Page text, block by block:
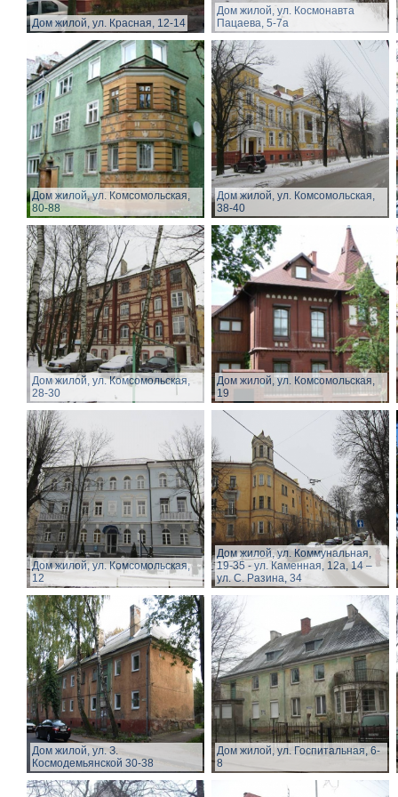
Дом жилой, ул. Красная, 12-14
Дом жилой, ул. Космонавта
Пацаева, 5-7а
Дом жилой, ул. Комсомольская,
80-88
Дом жилой, ул. Комсомольская,
38-40
Дом жилой, ул. Комсомольская,
28-30
Дом жилой, ул. Комсомольская,
19
Дом жилой, ул. Комсомольская,
12
Дом жилой, ул. Коммунальная,
19-35 - ул. Каменная, 12а, 14 –
ул. С. Разина, 34
Дом жилой, ул. З.
Космодемьянской 30-38
Дом жилой, ул. Госпитальная, 6-
8